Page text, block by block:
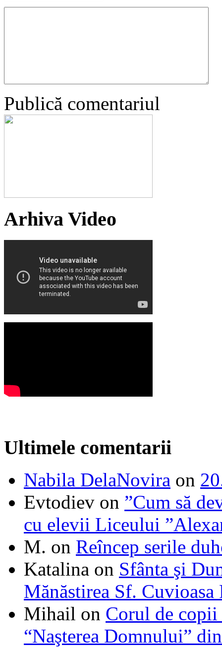
Publică comentariul
Arhiva Video
Ultimele comentarii
Nabila DelaNovira on
Evtodiev on ”Cum să
cu elevii Liceului
M. on Reîncep serile
Katalina on Sfânta şi
Mănăstirea Sf. Cuvioasa
Mihail on Corul de
“Naşterea Domnului”